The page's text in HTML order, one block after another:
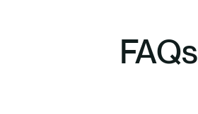
FAQs